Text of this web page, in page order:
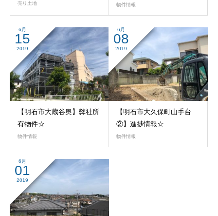
売り土地 物件情報
6月
15
2019
【明石市大蔵谷奥】弊社所
有物件☆
物件情報
6月
08
2019
【明石市大久保町山手台
②】進捗情報☆
物件情報
6月
01
2019